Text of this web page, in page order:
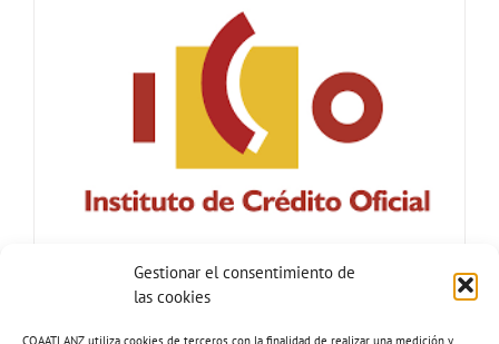
Gestionar el consentimiento de
las cookies
COAATLANZ utiliza cookies de terceros con la finalidad de realizar una medición y